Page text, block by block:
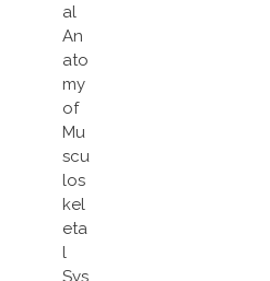
al
An
ato
my
of
Mu
scu
los
kel
eta
l
Sys